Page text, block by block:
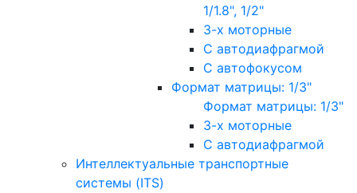
1/1.8", 1/2"
3-х моторные
С автодиафрагмой
С автофокусом
Формат матрицы: 1/3"
Формат матрицы: 1/3"
3-х моторные
С автодиафрагмой
Интеллектуальные транспортные
системы (ITS)